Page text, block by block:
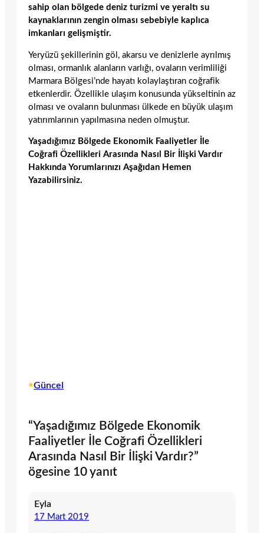
sahip olan bölgede deniz turizmi ve yeraltı su
kaynaklarının zengin olması sebebiyle kaplıca
imkanları gelişmiştir.
Yeryüzü şekillerinin göl, akarsu ve denizlerle ayrılmış
olması, ormanlık alanların varlığı, ovaların verimliliği
Marmara Bölgesi’nde hayatı kolaylaştıran coğrafik
etkenlerdir. Özellikle ulaşım konusunda yükseltinin az
olması ve ovaların bulunması ülkede en büyük ulaşım
yatırımlarının yapılmasına neden olmuştur.
Yaşadığımız Bölgede Ekonomik Faaliyetler İle
Coğrafi Özellikleri Arasında Nasıl Bir İlişki Vardır
Hakkında Yorumlarınızı Aşağıdan Hemen
Yazabilirsiniz.
•Güncel
“Yaşadığımız Bölgede Ekonomik
Faaliyetler İle Coğrafi Özellikleri
Arasında Nasıl Bir İlişki Vardır?”
ögesine 10 yanıt
Eyla
17 Mart 2019